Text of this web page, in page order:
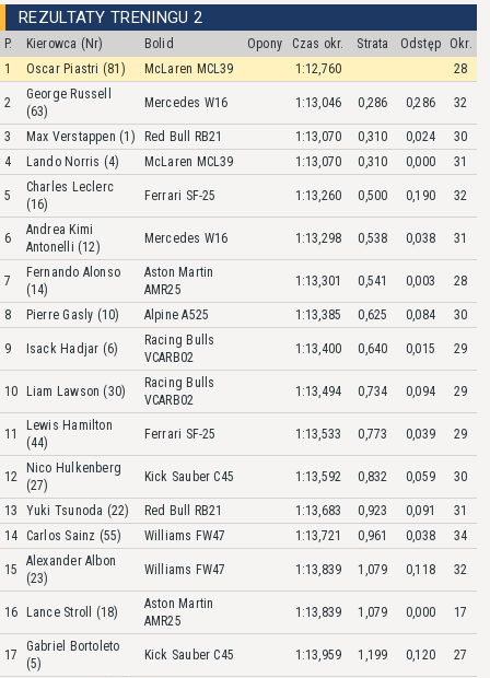
REZULTATY TRENINGU 2
P. Kierowca (Nr) Bolid Opony Czas okr. Strata Odstęp
Okr.
1
Oscar Piastri (81) McLaren MCL39 1:12,760 28
2
George Russell
(63)
Mercedes W16 1:13,046 0,286 0,286 32
3 Max Verstappen (1) Red Bull RB21 1:13,070 0,310 0,024
30
4
Lando Norris (4) McLaren MCL39 1:13,070 0,310 0,000 31
5
Charles Leclerc
(16)
Ferrari SF-25 1:13,260 0,500 0,190 32
6
Andrea Kimi
Antonelli (12)
Mercedes W16 1:13,298 0,538 0,038 31
7
Fernando Alonso
(14)
Aston Martin
AMR25
1:13,301 0,541 0,003 28
8 Pierre Gasly (10) Alpine A525 1:13,385 0,625 0,084 30
9 Isack Hadjar (6)
Racing Bulls
VCARB02
1:13,400 0,640 0,015 29
10 Liam Lawson (30)
Racing Bulls
VCARB02
1:13,494 0,734 0,094 29
11
Lewis Hamilton
(44)
Ferrari SF-25 1:13,533 0,773 0,039 29
12
Nico Hulkenberg
(27)
Kick Sauber C45 1:13,592 0,832 0,059 30
13 Yuki Tsunoda (22) Red Bull RB21 1:13,683 0,923 0,091
31
14
Carlos Sainz (55) Williams FW47 1:13,721 0,961 0,038 34
15
Alexander Albon
(23)
Williams FW47 1:13,839 1,079 0,118 32
16 Lance Stroll (18)
Aston Martin
AMR25
1:13,839 1,079 0,000 17
17
Gabriel Bortoleto
(5)
Kick Sauber C45 1:13,959 1,199 0,120 27